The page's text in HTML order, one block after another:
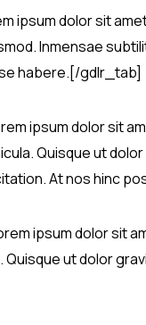
ipsum dolor sit
Inmensae
habere.[/gdlr_tab]
ipsum dolor sit
Quisque ut
At nos hinc
ipsum dolor sit
ut dolor